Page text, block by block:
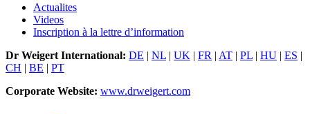
Actualites
Videos
Inscription à la lettre d’information
Dr Weigert International: DE | NL | UK | FR | AT | PL | HU | ES |
CH | BE | PT
Corporate Website: www.drweigert.com